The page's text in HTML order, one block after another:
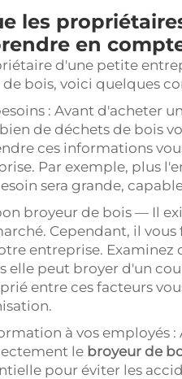
les
en
d'une petite
bois, voici quelques
: Avant d'acheter
de déchets de bois
ces informations
Par exemple, plus
sera grande,
broyeur de bois — Il
Cependant, il
entreprise.
elle peut broyer d'un
entre ces facteurs
à vos employés
le broyeur de
pour éviter les